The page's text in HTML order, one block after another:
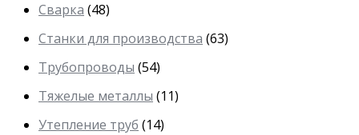
Сварка (48)
Станки для производства (63)
Трубопроводы (54)
Тяжелые металлы (11)
Утепление труб (14)